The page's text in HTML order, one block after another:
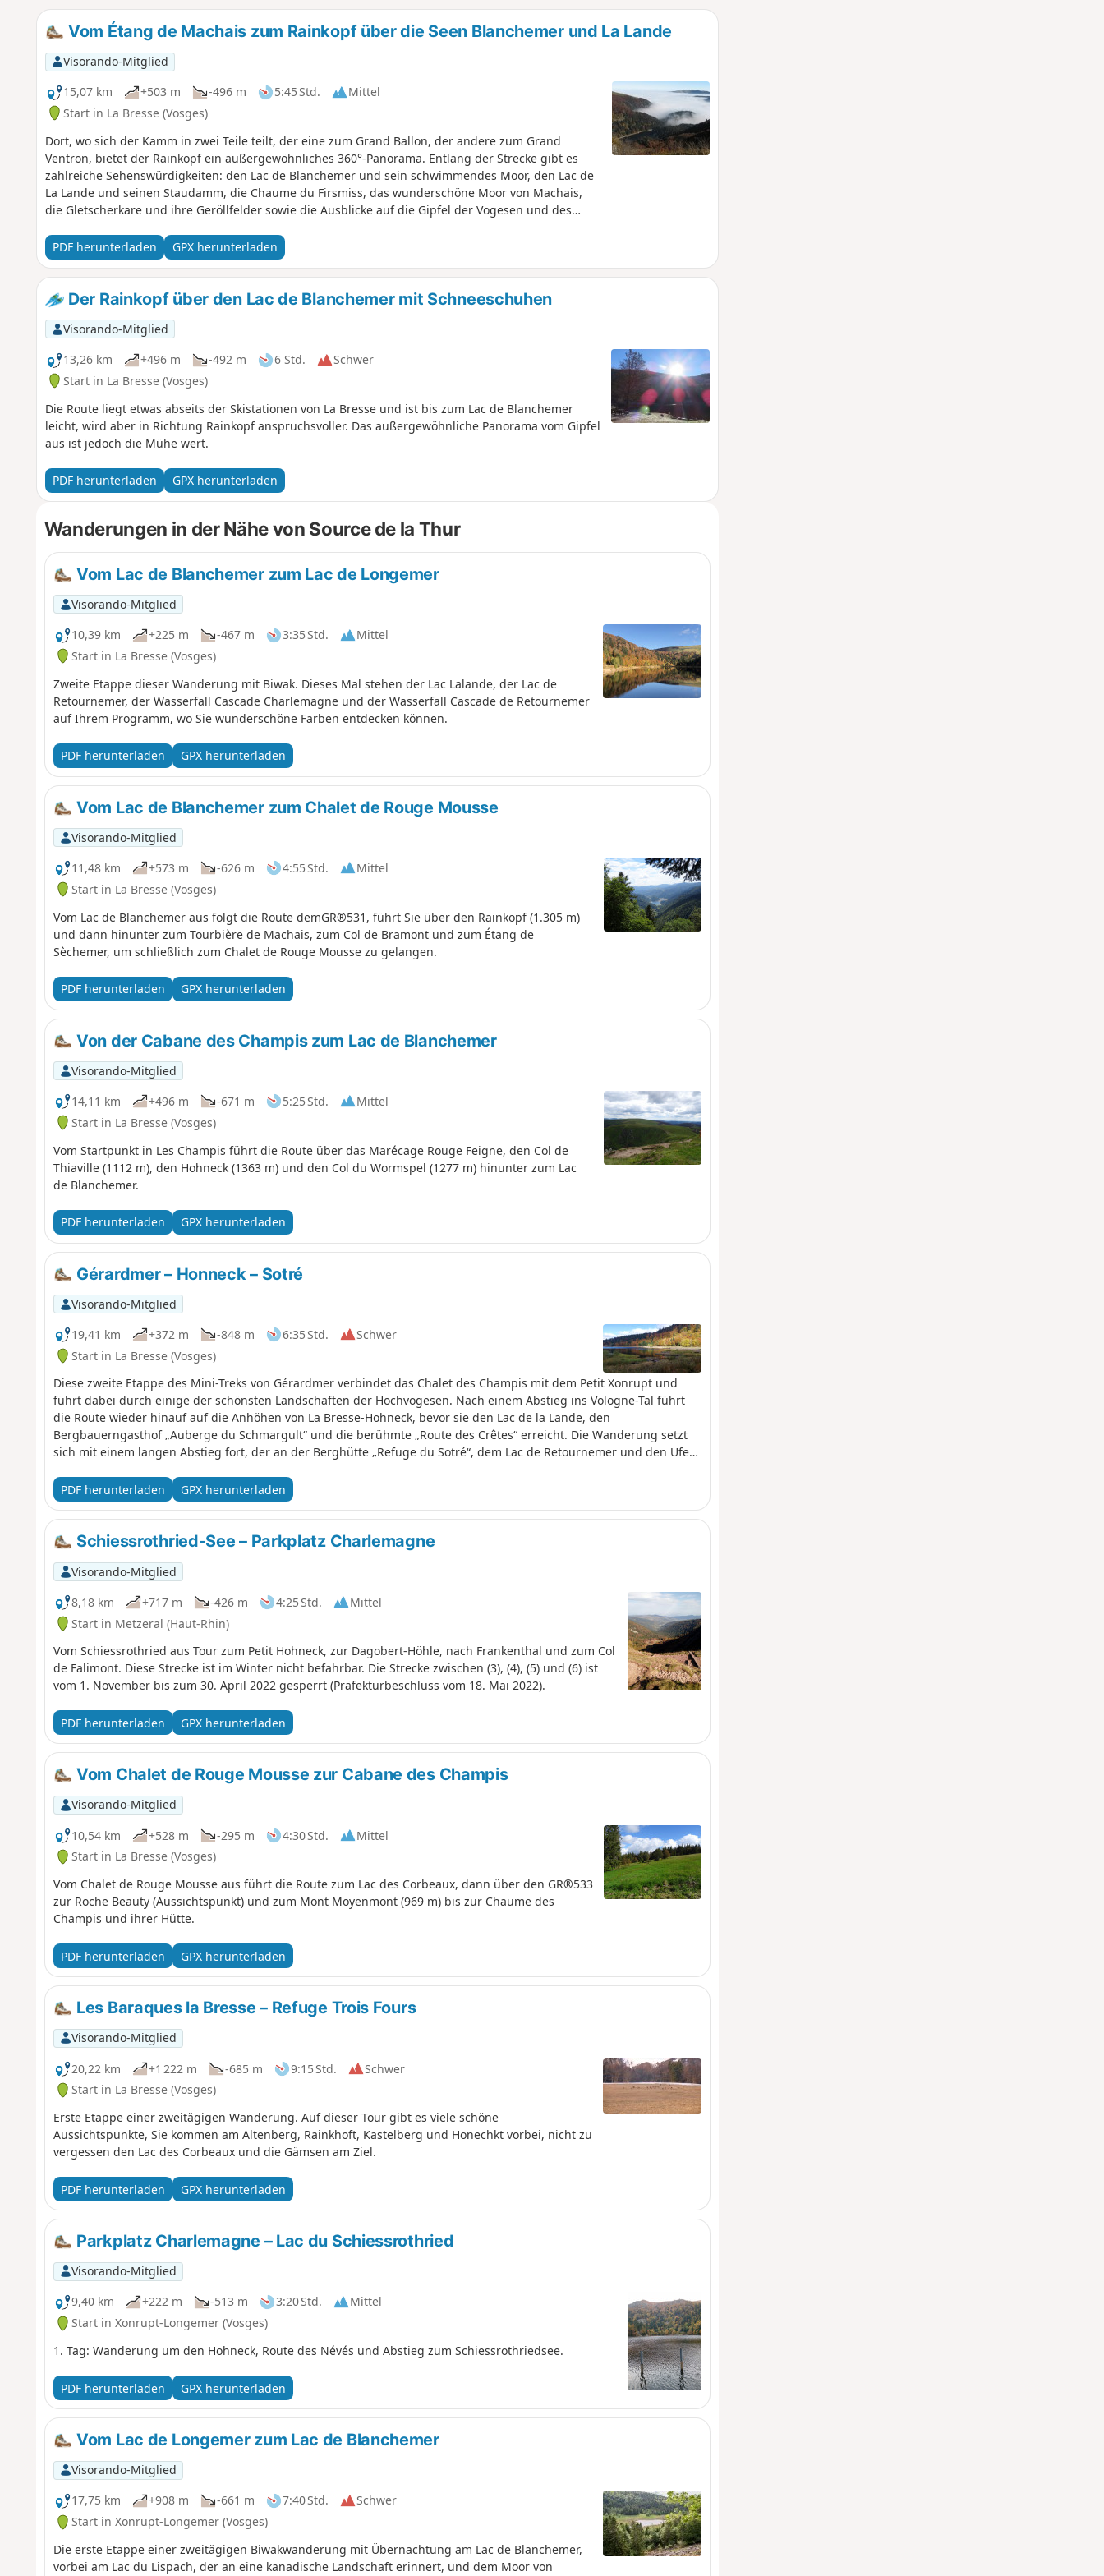
Vom Étang de Machais zum Rainkopf über die Seen Blanchemer und La Lande
Visorando-Mitglied
15,07 km
+503 m -496 m 5:45 Std.
Mittel
Start in La Bresse (Vosges)
Dort, wo sich der Kamm in zwei Teile teilt, der eine zum Grand Ballon, der andere zum Grand
Ventron, bietet der Rainkopf ein außergewöhnliches 360°-Panorama. Entlang der Strecke gibt es
zahlreiche Sehenswürdigkeiten: den Lac de Blanchemer und sein schwimmendes Moor, den Lac de
La Lande und seinen Staudamm, die Chaume du Firsmiss, das wunderschöne Moor von Machais,
die Gletscherkare und ihre Geröllfelder sowie die Ausblicke auf die Gipfel der Vogesen und des
PDF herunterladen
GPX herunterladen
Der Rainkopf über den Lac de Blanchemer mit Schneeschuhen
Visorando-Mitglied
13,26 km
+496 m -492 m 6 Std.
Schwer
Start in La Bresse (Vosges)
Die Route liegt etwas abseits der Skistationen von La Bresse und ist bis zum Lac de Blanchemer
leicht, wird aber in Richtung Rainkopf anspruchsvoller. Das außergewöhnliche Panorama vom Gipfel
aus ist jedoch die Mühe wert.
PDF herunterladen GPX herunterladen
Wanderungen in der Nähe von Source de la Thur
Vom Lac de Blanchemer zum Lac de Longemer
Visorando-Mitglied
10,39 km
+225 m -467 m 3:35 Std.
Mittel
Start in La Bresse (Vosges)
Zweite Etappe dieser Wanderung mit Biwak. Dieses Mal stehen der Lac Lalande, der Lac de
Retournemer, der Wasserfall Cascade Charlemagne und der Wasserfall Cascade de Retournemer
auf Ihrem Programm, wo Sie wunderschöne Farben entdecken können.
PDF herunterladen GPX herunterladen
Vom Lac de Blanchemer zum Chalet de Rouge Mousse
Visorando-Mitglied
11,48 km
+573 m -626 m 4:55 Std.
Mittel
Start in La Bresse (Vosges)
Vom Lac de Blanchemer aus folgt die Route demGR®531, führt Sie über den Rainkopf (1.305 m)
und dann hinunter zum Tourbière de Machais, zum Col de Bramont und zum Étang de
Sèchemer, um schließlich zum Chalet de Rouge Mousse zu gelangen.
PDF herunterladen GPX herunterladen
Von der Cabane des Champis zum Lac de Blanchemer
Visorando-Mitglied
14,11 km
+496 m -671 m 5:25 Std.
Mittel
Start in La Bresse (Vosges)
Vom Startpunkt in Les Champis führt die Route über das Marécage Rouge Feigne, den Col de
Thiaville (1112 m), den Hohneck (1363 m) und den Col du Wormspel (1277 m) hinunter zum Lac
de Blanchemer.
PDF herunterladen GPX herunterladen
Gérardmer – Honneck – Sotré
Visorando-Mitglied
19,41 km
+372 m -848 m 6:35 Std.
Schwer
Start in La Bresse (Vosges)
Diese zweite Etappe des Mini-Treks von Gérardmer verbindet das Chalet des Champis mit dem Petit Xonrupt und
führt dabei durch einige der schönsten Landschaften der Hochvogesen. Nach einem Abstieg ins Vologne-Tal führt
die Route wieder hinauf auf die Anhöhen von La Bresse-Hohneck, bevor sie den Lac de la Lande, den
Bergbauerngasthof „Auberge du Schmargult“ und die berühmte „Route des Crêtes“ erreicht. Die Wanderung setzt
sich mit einem langen Abstieg fort, der an der Berghütte „Refuge du Sotré“, dem Lac de Retournemer und den Ufern
Etappe, die Wälder, hochgelegene Strohfelder, Gletscherseen und bemerkenswerte Panoramen miteinander
verbindet.
PDF herunterladen GPX herunterladen
Schiessrothried-See – Parkplatz Charlemagne
Visorando-Mitglied
8,18 km
+717 m -426 m 4:25 Std.
Mittel
Start in Metzeral (Haut-Rhin)
Vom Schiessrothried aus Tour zum Petit Hohneck, zur Dagobert-Höhle, nach Frankenthal und zum Col
de Falimont. Diese Strecke ist im Winter nicht befahrbar. Die Strecke zwischen (3), (4), (5) und (6) ist
vom 1. November bis zum 30. April 2022 gesperrt (Präfekturbeschluss vom 18. Mai 2022).
PDF herunterladen GPX herunterladen
Vom Chalet de Rouge Mousse zur Cabane des Champis
Visorando-Mitglied
10,54 km
+528 m -295 m 4:30 Std.
Mittel
Start in La Bresse (Vosges)
Vom Chalet de Rouge Mousse aus führt die Route zum Lac des Corbeaux, dann über den GR®533
zur Roche Beauty (Aussichtspunkt) und zum Mont Moyenmont (969 m) bis zur Chaume des
Champis und ihrer Hütte.
PDF herunterladen GPX herunterladen
Les Baraques la Bresse – Refuge Trois Fours
Visorando-Mitglied
20,22 km
+1 222 m -685 m 9:15 Std.
Schwer
Start in La Bresse (Vosges)
Erste Etappe einer zweitägigen Wanderung. Auf dieser Tour gibt es viele schöne
Aussichtspunkte, Sie kommen am Altenberg, Rainkhoft, Kastelberg und Honechkt vorbei, nicht zu
vergessen den Lac des Corbeaux und die Gämsen am Ziel.
PDF herunterladen GPX herunterladen
Parkplatz Charlemagne – Lac du Schiessrothried
Visorando-Mitglied
9,40 km
+222 m -513 m 3:20 Std.
Mittel
Start in Xonrupt-Longemer (Vosges)
1. Tag: Wanderung um den Hohneck, Route des Névés und Abstieg zum Schiessrothriedsee.
PDF herunterladen GPX herunterladen
Vom Lac de Longemer zum Lac de Blanchemer
Visorando-Mitglied
17,75 km
+908 m -661 m 7:40 Std.
Schwer
Start in Xonrupt-Longemer (Vosges)
Die erste Etappe einer zweitägigen Biwakwanderung mit Übernachtung am Lac de Blanchemer,
vorbei am Lac du Lispach, der an eine kanadische Landschaft erinnert, und dem Moor von